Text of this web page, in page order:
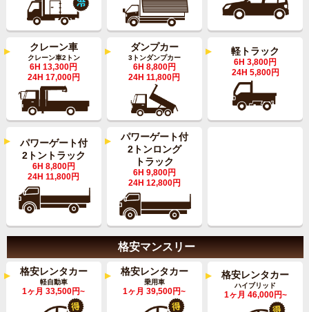
クレーン車
クレーン車2トン
6H 13,300円
24H 17,000円
ダンプカー
3トンダンプカー
6H 8,800円
24H 11,800円
軽トラック
6H 3,800円
24H 5,800円
パワーゲート付
2トントラック
6H 8,800円
24H 11,800円
パワーゲート付
2トンロング
トラック
6H 9,800円
24H 12,800円
格安マンスリー
格安レンタカー
軽自動車
1ヶ月 33,500円~
格安レンタカー
乗用車
1ヶ月 39,500円~
格安レンタカー
ハイブリッド
1ヶ月 46,000円~